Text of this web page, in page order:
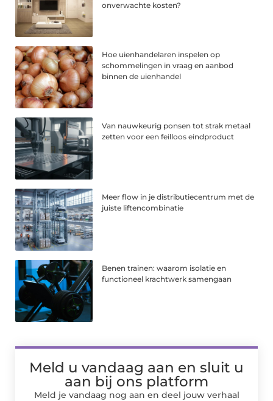
onverwachte kosten?
Hoe uienhandelaren inspelen op
schommelingen in vraag en aanbod
binnen de uienhandel
Van nauwkeurig ponsen tot strak metaal
zetten voor een feilloos eindproduct
Meer flow in je distributiecentrum met de
juiste liftencombinatie
Benen trainen: waarom isolatie en
functioneel krachtwerk samengaan
Meld u vandaag aan en sluit u
aan bij ons platform
Meld je vandaag nog aan en deel jouw verhaal